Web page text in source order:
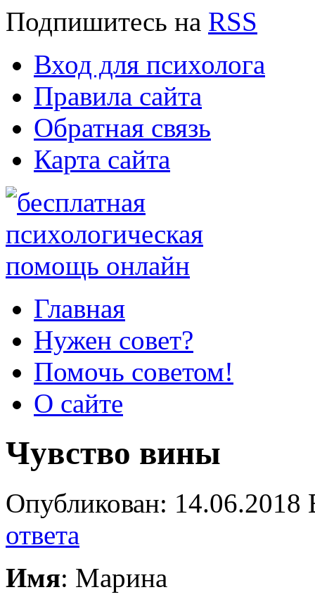
Подпишитесь на RSS
Вход для психолога
Правила сайта
Обратная связь
Карта сайта
Главная
Нужен совет?
Помочь советом!
О сайте
Чувство вины
Опубликован:
ответа
Имя: Марина